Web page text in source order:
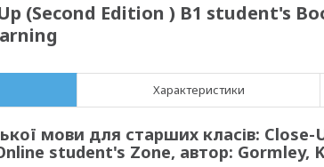
(Second Edition ) B1 student's
Характеристики
мови для старших класів:
student's Zone, автор: Gormley,